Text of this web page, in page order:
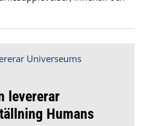
levererar
Humans